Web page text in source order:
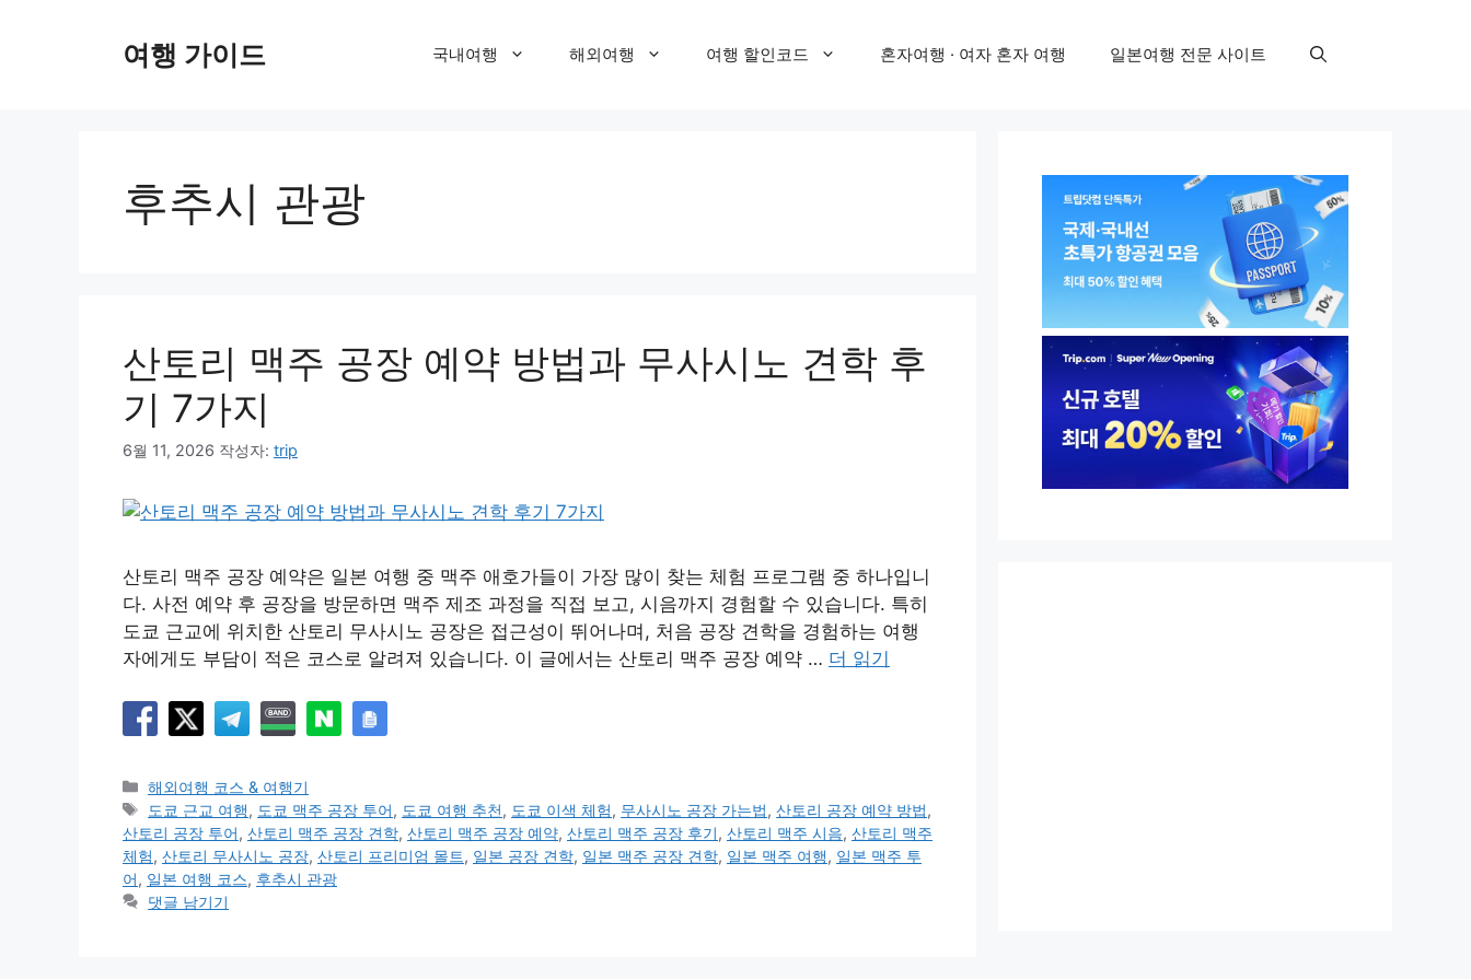
여행 가이드 국내여행 해외여행 여행 할인코드 혼자여행 · 여자 혼자 여행 일본여행 전문 사이트
후추시 관광
산토리 맥주 공장 예약 방법과 무사시노 견학 후
기 7가지
6월 11, 2026 작성자: trip
산토리 맥주 공장 예약은 일본 여행 중 맥주 애호가들이 가장 많이 찾는 체험 프로그램 중 하나입니
다. 사전 예약 후 공장을 방문하면 맥주 제조 과정을 직접 보고, 시음까지 경험할 수 있습니다. 특히
도쿄 근교에 위치한 산토리 무사시노 공장은 접근성이 뛰어나며, 처음 공장 견학을 경험하는 여행
자에게도 부담이 적은 코스로 알려져 있습니다. 이 글에서는 산토리 맥주 공장 예약 … 더 읽기
카
테
고
리
해외여행 코스 & 여행기
태
그
도쿄 근교 여행, 도쿄 맥주 공장 투어, 도쿄 여행 추천, 도쿄 이색 체험, 무사시노 공장 가는법,산토리 공장 예약 방법,
산토리 공장 투어, 산토리 맥주 공장 견학, 산토리 맥주 공장 예약, 산토리 맥주 공장 후기, 산토리 맥주 시음, 산토리 맥주
체험, 산토리 무사시노 공장, 산토리 프리미엄 몰트, 일본 공장 견학, 일본 맥주 공장 견학, 일본 맥주 여행, 일본 맥주 투
어, 일본 여행 코스, 후추시 관광
댓글 남기기